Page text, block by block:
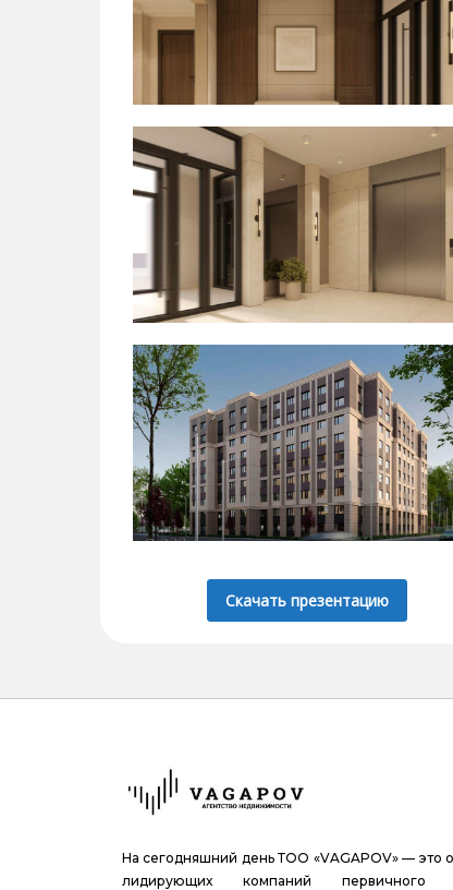
Скачать презентацию
На сегодняшний день ТОО «VAGAPOV» — это
лидирующих компаний первичного